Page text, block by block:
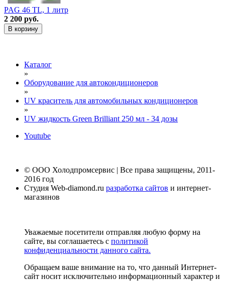
PAG 46 TL, 1 литр
2 200 руб.
В корзину
Каталог
»
Оборудование для автокондиционеров
»
UV краситель для автомобильных кондиционеров
»
UV жидкость Green Brilliant 250 мл - 34 дозы
Youtube
© ООО Холодпромсервис | Все права защищены, 2011-
2016 год
Студия Web-diamond.ru разработка сайтов и интернет-
магазинов
Уважаемые посетители отправляя любую форму на
сайте, вы соглашаетесь с политикой
конфиденциальности данного сайта.
Обращаем ваше внимание на то, что данный Интернет-
сайт носит исключительно информационный характер и